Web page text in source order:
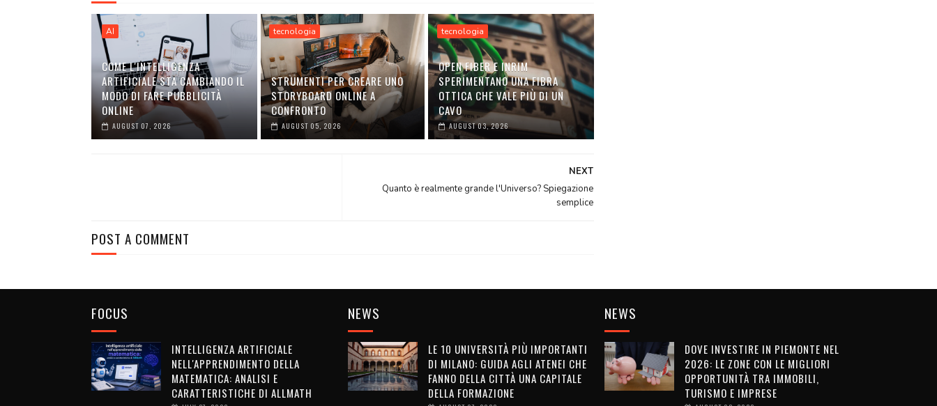
AI
COME L'INTELLIGENZA
ARTIFICIALE STA CAMBIANDO IL
MODO DI FARE PUBBLICITÀ
ONLINE
AUGUST 07, 2026
tecnologia
STRUMENTI PER CREARE UNO
STORYBOARD ONLINE A
CONFRONTO
AUGUST 05, 2026
tecnologia
OPEN FIBER E INRIM
SPERIMENTANO UNA FIBRA
OTTICA CHE VALE PIÙ DI UN
CAVO
AUGUST 03, 2026
NEXT
Quanto è realmente grande l'Universo? Spiegazione
semplice
POST A COMMENT
FOCUS
INTELLIGENZA ARTIFICIALE
NELL'APPRENDIMENTO DELLA
MATEMATICA: ANALISI E
CARATTERISTICHE DI ALLMATH
NEWS
LE 10 UNIVERSITÀ PIÙ IMPORTANTI
DI MILANO: GUIDA AGLI ATENEI CHE
FANNO DELLA CITTÀ UNA CAPITALE
DELLA FORMAZIONE
NEWS
DOVE INVESTIRE IN PIEMONTE NEL
2026: LE ZONE CON LE MIGLIORI
OPPORTUNITÀ TRA IMMOBILI,
TURISMO E IMPRESE